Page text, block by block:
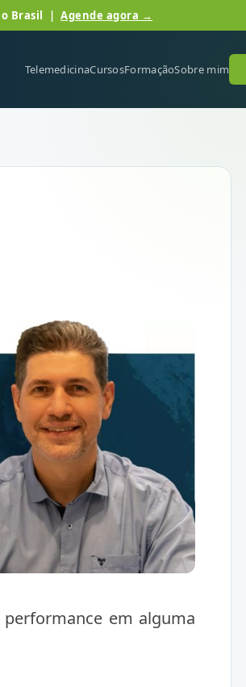
o Brasil |Agende agora →
TelemedicinaCursosFormaçãoSobre mim
em alguma